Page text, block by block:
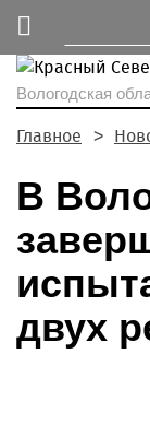
Вологодская
Главное
В
двух